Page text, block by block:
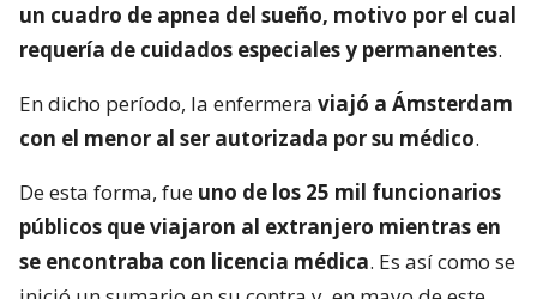
un cuadro de apnea del sueño, motivo por el cual
requería de cuidados especiales y permanentes.
En dicho período, la enfermera viajó a Ámsterdam
con el menor al ser autorizada por su médico.
De esta forma, fue uno de los 25 mil funcionarios
públicos que viajaron al extranjero mientras en
se encontraba con licencia médica. Es así como se